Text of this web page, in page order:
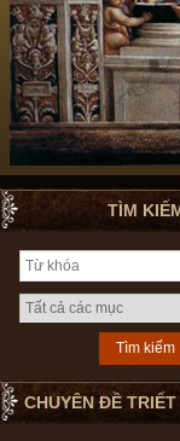
TÌM
CHUYÊN ĐỀ TRIẾT